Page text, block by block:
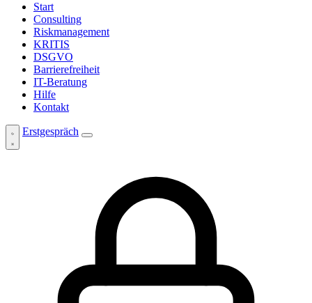
Start
Consulting
Riskmanagement
KRITIS
DSGVO
Barrierefreiheit
IT-Beratung
Hilfe
Kontakt
Erstgespräch